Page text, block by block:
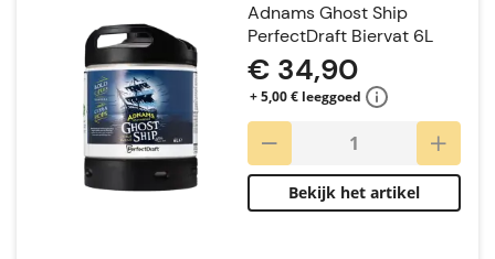
Adnams Ghost Ship
PerfectDraft Biervat 6L
€ 34,90
+ 5,00 € leeggoed
Bekijk het artikel